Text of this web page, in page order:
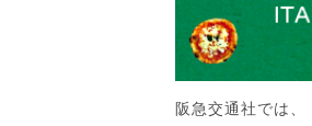
阪急交通社では